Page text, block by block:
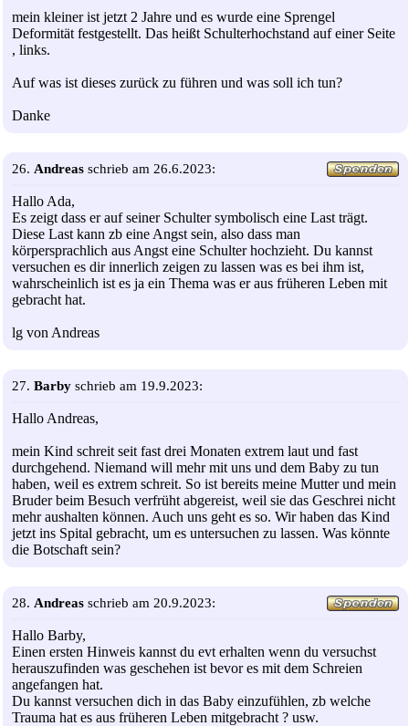
mein kleiner ist jetzt 2 Jahre und es wurde eine Sprengel
Deformität festgestellt. Das heißt Schulterhochstand auf einer Seite
, links.
Auf was ist dieses zurück zu führen und was soll ich tun?
Danke
26. Andreas schrieb am 26.6.2023:
Hallo Ada,
Es zeigt dass er auf seiner Schulter symbolisch eine Last trägt.
Diese Last kann zb eine Angst sein, also dass man
körpersprachlich aus Angst eine Schulter hochzieht. Du kannst
versuchen es dir innerlich zeigen zu lassen was es bei ihm ist,
wahrscheinlich ist es ja ein Thema was er aus früheren Leben mit
gebracht hat.
lg von Andreas
27. Barby schrieb am 19.9.2023:
Hallo Andreas,
mein Kind schreit seit fast drei Monaten extrem laut und fast
durchgehend. Niemand will mehr mit uns und dem Baby zu tun
haben, weil es extrem schreit. So ist bereits meine Mutter und mein
Bruder beim Besuch verfrüht abgereist, weil sie das Geschrei nicht
mehr aushalten können. Auch uns geht es so. Wir haben das Kind
jetzt ins Spital gebracht, um es untersuchen zu lassen. Was könnte
die Botschaft sein?
28. Andreas schrieb am 20.9.2023:
Hallo Barby,
Einen ersten Hinweis kannst du evt erhalten wenn du versuchst
herauszufinden was geschehen ist bevor es mit dem Schreien
angefangen hat.
Du kannst versuchen dich in das Baby einzufühlen, zb welche
Trauma hat es aus früheren Leben mitgebracht ? usw.